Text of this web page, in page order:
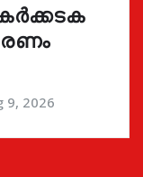
9, 2026